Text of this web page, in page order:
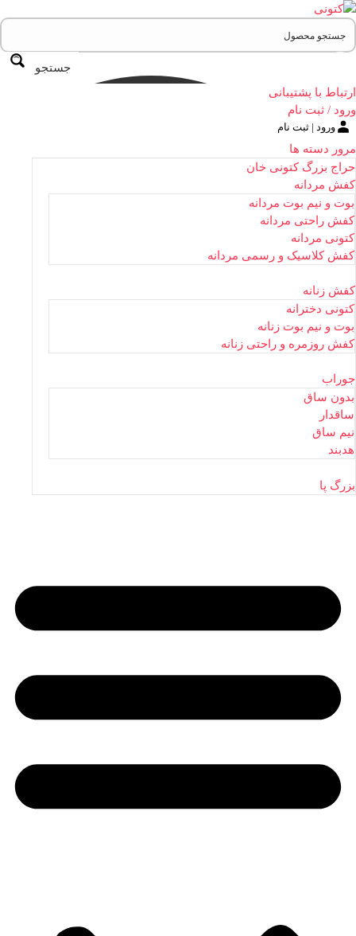
جستجو
ارتباط با پشتیبانی
ورود / ثبت نام
ورود | ثبت نام
مرور دسته ها
حراج بزرگ کتونی خان
کفش مردانه
بوت و نیم بوت مردانه
کفش راحتی مردانه
کتونی مردانه
کفش کلاسیک و رسمی مردانه
کفش زنانه
کتونی دخترانه
بوت و نیم بوت زنانه
کفش روزمره و راحتی زنانه
جوراب
بدون ساق
ساقدار
نیم ساق
هدبند
بزرگ پا